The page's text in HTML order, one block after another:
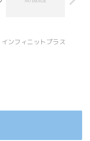
ンフィニットプラス